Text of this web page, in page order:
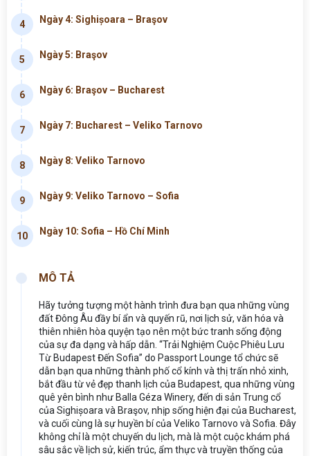
4 Ngày 4: Sighișoara – Braşov
5 Ngày 5: Braşov
6 Ngày 6: Braşov – Bucharest
7 Ngày 7: Bucharest – Veliko Tarnovo
8 Ngày 8: Veliko Tarnovo
9 Ngày 9: Veliko Tarnovo – Sofia
10 Ngày 10: Sofia – Hồ Chí Minh
MÔ TẢ
Hãy tưởng tượng một hành trình đưa bạn qua những vùng
đất Đông Âu đầy bí ẩn và quyến rũ, nơi lịch sử, văn hóa và
thiên nhiên hòa quyện tạo nên một bức tranh sống động
của sự đa dạng và hấp dẫn. “Trải Nghiệm Cuộc Phiêu Lưu
Từ Budapest Đến Sofia” do Passport Lounge tổ chức sẽ
dẫn bạn qua những thành phố cổ kính và thị trấn nhỏ xinh,
bắt đầu từ vẻ đẹp thanh lịch của Budapest, qua những vùng
quê yên bình như Balla Géza Winery, đến di sản Trung cổ
của Sighișoara và Braşov, nhịp sống hiện đại của Bucharest,
và cuối cùng là sự huyền bí của Veliko Tarnovo và Sofia. Đây
không chỉ là một chuyến du lịch, mà là một cuộc khám phá
sâu sắc về lịch sử, kiến trúc, ẩm thực và truyền thống của